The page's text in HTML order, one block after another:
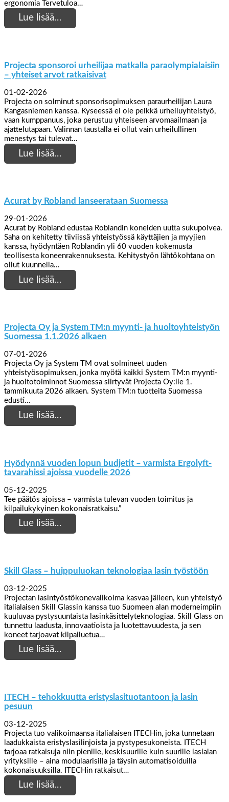
ergonomia Tervetuloa…
Lue lisää…
Projecta sponsoroi urheilijaa matkalla paraolympialaisiin
– yhteiset arvot ratkaisivat
01-02-2026
Projecta on solminut sponsorisopimuksen paraurheilijan Laura
Kangasniemen kanssa. Kyseessä ei ole pelkkä urheiluyhteistyö,
vaan kumppanuus, joka perustuu yhteiseen arvomaailmaan ja
ajattelutapaan. Valinnan taustalla ei ollut vain urheilullinen
menestys tai tulevat…
Lue lisää…
Acurat by Robland lanseerataan Suomessa
29-01-2026
Acurat by Robland edustaa Roblandin koneiden uutta sukupolvea.
Saha on kehitetty tiiviissä yhteistyössä käyttäjien ja myyjien
kanssa, hyödyntäen Roblandin yli 60 vuoden kokemusta
teollisesta koneenrakennuksesta. Kehitystyön lähtökohtana on
ollut kuunnella…
Lue lisää…
Projecta Oy ja System TM:n myynti- ja huoltoyhteistyön
Suomessa 1.1.2026 alkaen
07-01-2026
Projecta Oy ja System TM ovat solmineet uuden
yhteistyösopimuksen, jonka myötä kaikki System TM:n myynti-
ja huoltotoiminnot Suomessa siirtyvät Projecta Oy:lle 1.
tammikuuta 2026 alkaen. System TM:n tuotteita Suomessa
edusti…
Lue lisää…
Hyödynnä vuoden lopun budjetit – varmista Ergolyft-
tavarahissi ajoissa vuodelle 2026
05-12-2025
Tee päätös ajoissa – varmista tulevan vuoden toimitus ja
kilpailukykyinen kokonaisratkaisu.”
Lue lisää…
Skill Glass – huippuluokan teknologiaa lasin työstöön
03-12-2025
Projectan lasintyöstökonevalikoima kasvaa jälleen, kun yhteistyö
italialaisen Skill Glassin kanssa tuo Suomeen alan moderneimpiin
kuuluvaa pystysuuntaista lasinkäsittelyteknologiaa. Skill Glass on
tunnettu laadusta, innovaatioista ja luotettavuudesta, ja sen
koneet tarjoavat kilpailuetua…
Lue lisää…
ITECH – tehokkuutta eristyslasituotantoon ja lasin
pesuun
03-12-2025
Projecta tuo valikoimaansa italialaisen ITECHin, joka tunnetaan
laadukkaista eristyslasilinjoista ja pystypesukoneista. ITECH
tarjoaa ratkaisuja niin pienille, keskisuurille kuin suurille lasialan
yrityksille – aina modulaarisilla ja täysin automatisoiduilla
kokonaisuuksilla. ITECHin ratkaisut…
Lue lisää…